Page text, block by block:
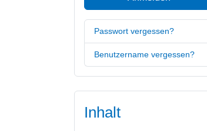
Passwort vergessen?
Benutzername vergessen?
Inhalt